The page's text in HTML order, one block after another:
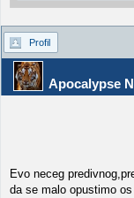
Profil
Apocalypse
Evo neceg
da se malo opustimo